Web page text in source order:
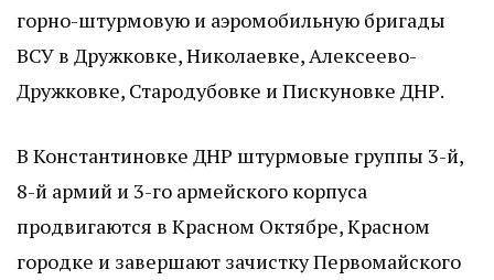
горно-штурмовую и аэромобильную бригады
ВСУ в Дружковке, Николаевке, Алексеево-
Дружковке, Стародубовке и Пискуновке ДНР.
В Константиновке ДНР штурмовые группы 3-й,
8-й армий и 3-го армейского корпуса
продвигаются в Красном Октябре, Красном
городке и завершают зачистку Первомайского